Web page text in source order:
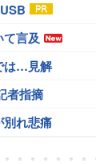
言及
は…見解
者指摘
れ悲痛